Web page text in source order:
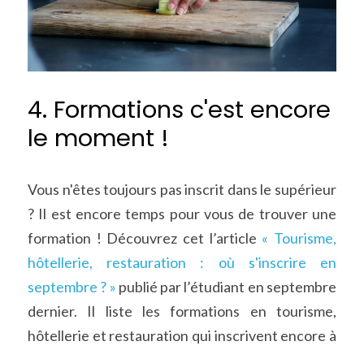
4. Formations c'est encore
le moment !
Vous n'êtes toujours pas inscrit dans le supérieur
? Il est encore temps pour vous de trouver une
formation ! Découvrez cet l’article « Tourisme,
hôtellerie, restauration : où s'inscrire en
septembre ? » publié par l’étudiant en septembre
dernier. Il liste les formations en tourisme,
hôtellerie et restauration qui inscrivent encore à